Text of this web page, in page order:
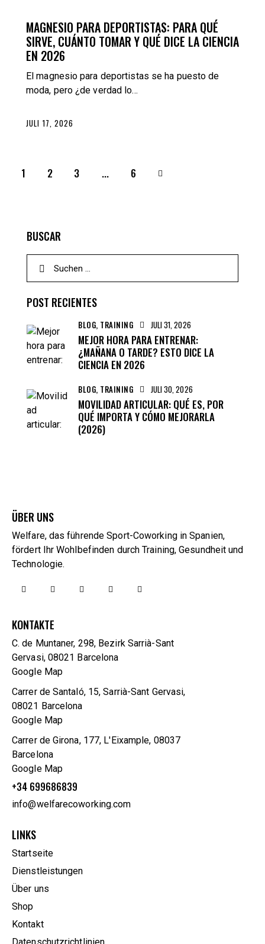
MAGNESIO PARA DEPORTISTAS: PARA QUÉ
SIRVE, CUÁNTO TOMAR Y QUÉ DICE LA CIENCIA
EN 2026
El magnesio para deportistas se ha puesto de
moda, pero ¿de verdad lo…
JULI 17, 2026
1 2 3 ... 6
>
BUSCAR
POST RECIENTES
BLOG, TRAINING JULI 31, 2026
MEJOR HORA PARA ENTRENAR:
¿MAÑANA O TARDE? ESTO DICE LA
CIENCIA EN 2026
BLOG, TRAINING JULI 30, 2026
MOVILIDAD ARTICULAR: QUÉ ES, POR
QUÉ IMPORTA Y CÓMO MEJORARLA
(2026)
ÜBER UNS
Welfare, das führende Sport-Coworking in Spanien,
fördert Ihr Wohlbefinden durch Training, Gesundheit und
Technologie.
KONTAKTE
C. de Muntaner, 298, Bezirk Sarrià-Sant
Gervasi, 08021 Barcelona
Google Map
Carrer de Santaló, 15, Sarrià-Sant Gervasi,
08021 Barcelona
Google Map
Carrer de Girona, 177, L'Eixample, 08037
Barcelona
Google Map
+34 699686839
info@welfarecoworking.com
LINKS
Startseite
Dienstleistungen
Über uns
Shop
Kontakt